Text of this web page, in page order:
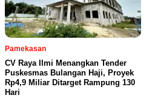
Pamekasan
CV Raya Ilmi Menangkan Tender
Puskesmas Bulangan Haji, Proyek
Rp4,9 Miliar Ditarget Rampung 130
Hari